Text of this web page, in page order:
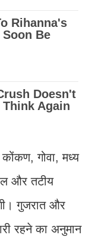
गोवा, मध्य
और तटीय
गुजरात और
रहने का अनुमान